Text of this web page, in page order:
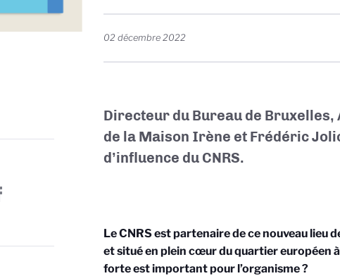
02 décembre 2022
Directeur du Bureau de
de la Maison Irène et Frédéric
d’influence du CNRS.
Le CNRS est partenaire de ce nouveau lieu
et situé en plein cœur du quartier européen
forte est important pour l’organisme ?